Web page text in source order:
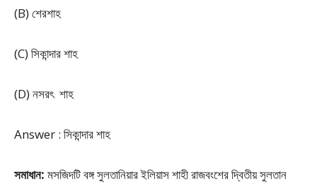
(B) শেরশাহ
(C) সিকান্দার শাহ
(D) নসরৎ শাহ
Answer : সিকান্দার শাহ
সমাধান: মসজিদটি বঙ্গ সুলতানিয়ার ইলিয়াস শাহী রাজবংশের দ্বিতীয় সুলতান